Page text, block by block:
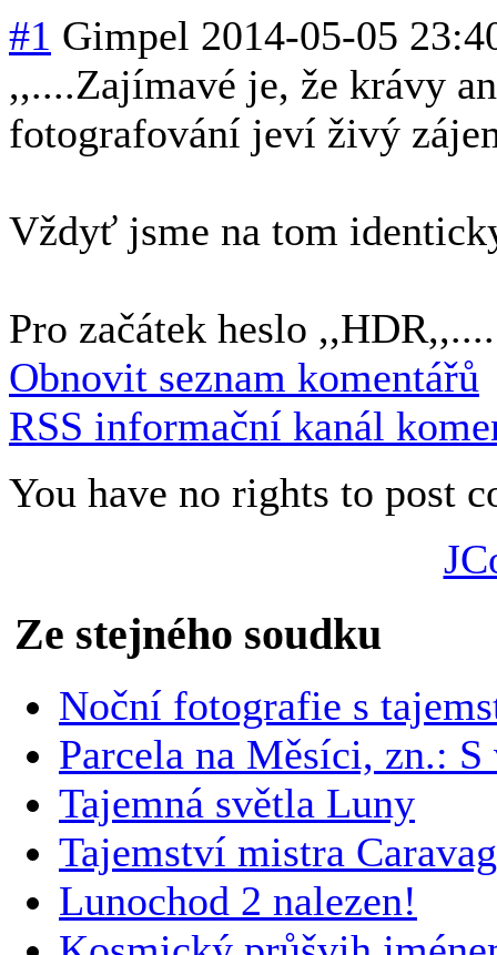
#1 Gimpel 2014-05-05
,,....Zajímavé je, že krávy
fotografování jeví živý
Vždyť jsme na tom
Pro začátek heslo
Obnovit seznam komentářů
RSS informační kanál
You have no rights to post
Ze stejného soudku
Noční fotografie s
Parcela na Měsíci, zn.:
Tajemná světla Luny
Tajemství mistra
Lunochod 2 nalezen!